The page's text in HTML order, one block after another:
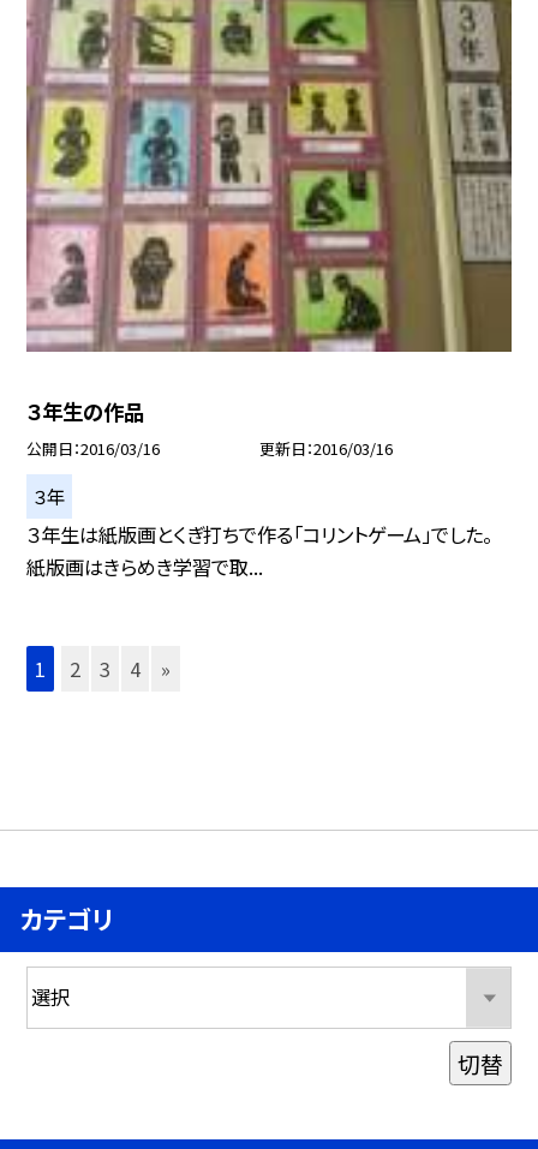
３年生の作品
公開日 2016/03/16 更新日 2016/03/16
３年
３年生は紙版画とくぎ打ちで作る「コリントゲーム」でした。
紙版画はきらめき学習で取...
1 2 3 4 »
カテゴリ
切替